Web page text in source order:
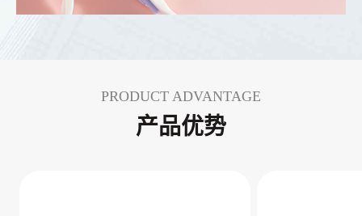
PRODUCT ADVANTAGE
产品优势